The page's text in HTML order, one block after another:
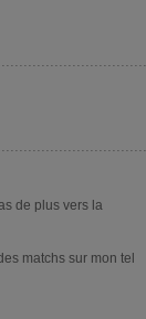
de plus vers la
matchs sur mon tel